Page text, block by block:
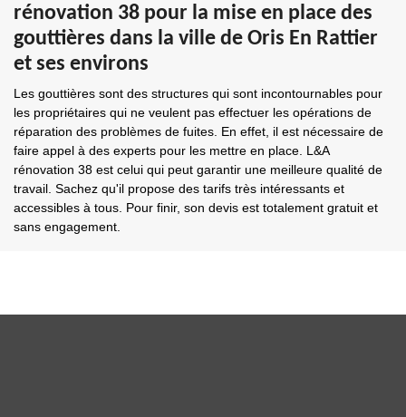
rénovation 38 pour la mise en place des
gouttières dans la ville de Oris En Rattier
et ses environs
Les gouttières sont des structures qui sont incontournables pour
les propriétaires qui ne veulent pas effectuer les opérations de
réparation des problèmes de fuites. En effet, il est nécessaire de
faire appel à des experts pour les mettre en place. L&A
rénovation 38 est celui qui peut garantir une meilleure qualité de
travail. Sachez qu'il propose des tarifs très intéressants et
accessibles à tous. Pour finir, son devis est totalement gratuit et
sans engagement.